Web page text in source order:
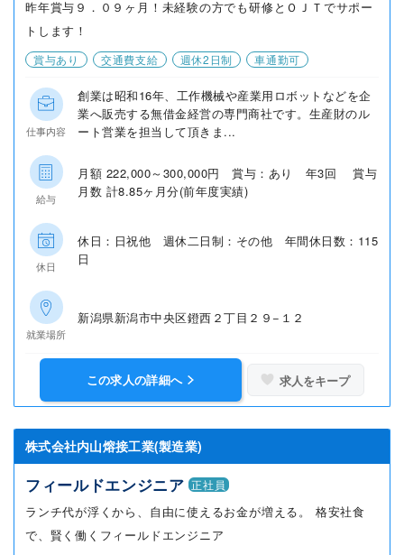
昨年賞与９．０９ヶ月！未経験の方でも研修とＯＪＴでサポー
トします！
賞与あり 交通費支給 週休2日制 車通勤可
仕事内容
創業は昭和16年、工作機械や産業用ロボットなどを企
業へ販売する無借金経営の専門商社です。生産財のル
ート営業を担当して頂きま...
給与
月額 222,000～300,000円 賞与：あり 年3回 賞与
月数 計8.85ヶ月分(前年度実績)
休日
休日：日祝他 週休二日制：その他 年間休日数：115
日
就業場所
新潟県新潟市中央区鐙西２丁目２９−１２
この求人の詳細へ 求人をキープ
株式会社内山熔接工業(製造業)
フィールドエンジニア 正社員
ランチ代が浮くから、自由に使えるお金が増える。 格安社食
で、賢く働くフィールドエンジニア